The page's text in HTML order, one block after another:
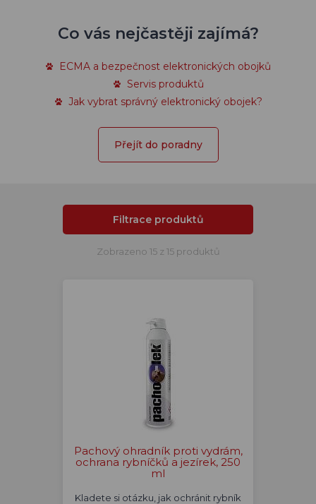
Co vás nejčastěji zajímá?
ECMA a bezpečnost elektronických obojků
Servis produktů
Jak vybrat správný elektronický obojek?
Přejít do poradny
Filtrace produktů
Zobrazeno 15 z 15 produktů
Pachový ohradník proti vydrám,
ochrana rybníčků a jezírek, 250
ml
Kladete si otázku, jak ochránit rybník